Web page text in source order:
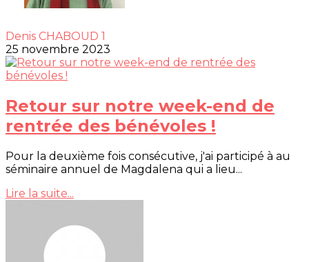
Denis CHABOUD 1
25 novembre 2023
Retour sur notre week-end de
rentrée des bénévoles !
Pour la deuxième fois consécutive, j'ai participé à au
séminaire annuel de Magdalena qui a lieu...
Lire la suite...